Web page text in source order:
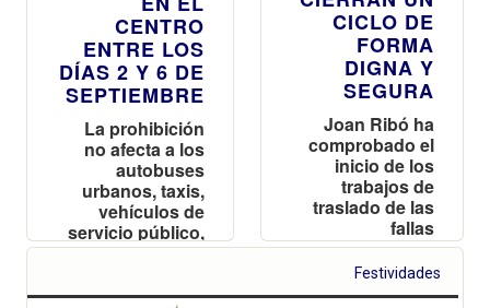
CENTRO
ENTRE LOS
DÍAS 2 Y 6 DE
SEPTIEMBRE
La prohibición
no afecta a los
autobuses
urbanos, taxis,
vehículos de
servicio público,
de emergencia,
residentes
CICLO DE
FORMA
DIGNA Y
SEGURA
Joan Ribó ha
comprobado el
inicio de los
trabajos de
traslado de las
fallas
Festividades